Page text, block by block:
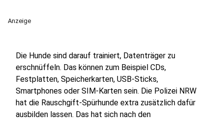
Anzeige
Die Hunde sind darauf trainiert, Datenträger zu
erschnüffeln. Das können zum Beispiel CDs,
Festplatten, Speicherkarten, USB-Sticks,
Smartphones oder SIM-Karten sein. Die Polizei NRW
hat die Rauschgift-Spürhunde extra zusätzlich dafür
ausbilden lassen. Das hat sich nach den